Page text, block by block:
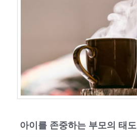
아이를 존중하는 부모의 태도